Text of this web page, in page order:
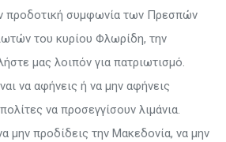
προδοτική συμφωνία των Πρεσπών
του κυρίου Φλωρίδη, την
μας λοιπόν για πατριωτισμό.
να αφήνεις ή να μην αφήνεις
να προσεγγίσουν λιμάνια.
μην προδίδεις την Μακεδονία, να μην